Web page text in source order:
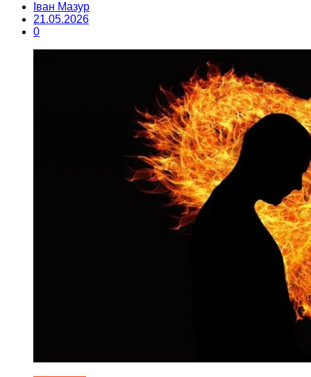
Іван Мазур
21.05.2026
0